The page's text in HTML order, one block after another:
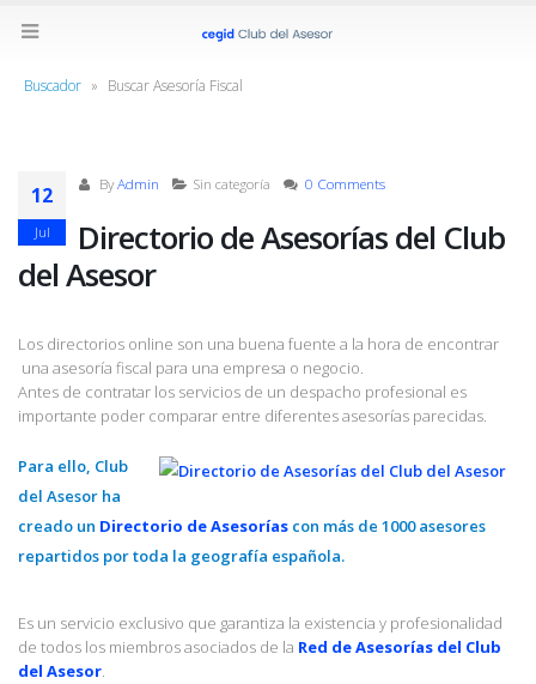
Buscador » Buscar Asesoría Fiscal
12
Jul
ByAdmin Sin categoría 0 Comments
Directorio de Asesorías del Club
del Asesor
Los directorios online son una buena fuente a la hora de encontrar
una asesoría fiscal para una empresa o negocio.
Antes de contratar los servicios de un despacho profesional es
importante poder comparar entre diferentes asesorías parecidas.
Para ello, Club
del Asesor ha
creado un Directorio de Asesorías con más de 1000 asesores
repartidos por toda la geografía española.
Es un servicio exclusivo que garantiza la existencia y profesionalidad
de todos los miembros asociados de la Red de Asesorías del Club
del Asesor.